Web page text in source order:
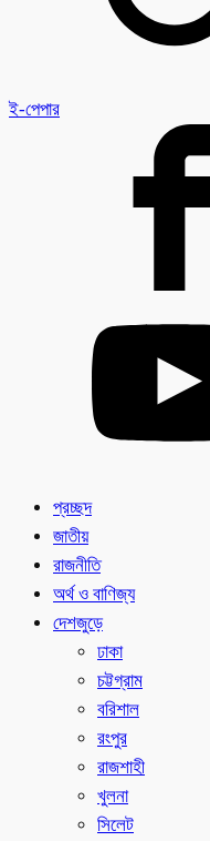
ই-পেপার
প্রচ্ছদ
জাতীয়
রাজনীতি
অর্থ ও বাণিজ্য
দেশজুড়ে
ঢাকা
চট্টগ্রাম
বরিশাল
রংপুর
রাজশাহী
খুলনা
সিলেট